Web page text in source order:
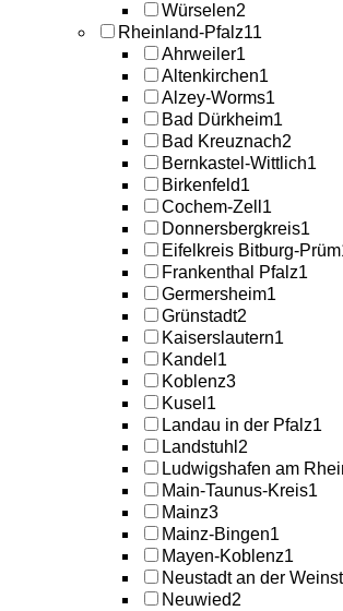
Würselen2
Rheinland-Pfalz11
Ahrweiler1
Altenkirchen1
Alzey-Worms1
Bad Dürkheim1
Bad Kreuznach2
Bernkastel-Wittlich1
Birkenfeld1
Cochem-Zell 1
Donnersbergkreis1
Eifelkreis Bitburg-Prüm
Frankenthal Pfalz1
Germersheim1
Grünstadt2
Kaiserslautern1
Kandel 1
Koblenz3
Kusel 1
Landau in der Pfalz1
Landstuhl 2
Ludwigshafen am
Main-Taunus-Kreis1
Mainz3
Mainz-Bingen1
Mayen-Koblenz1
Neustadt an der
Neuwied2